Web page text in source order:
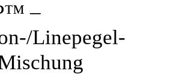
–
Linepegel-